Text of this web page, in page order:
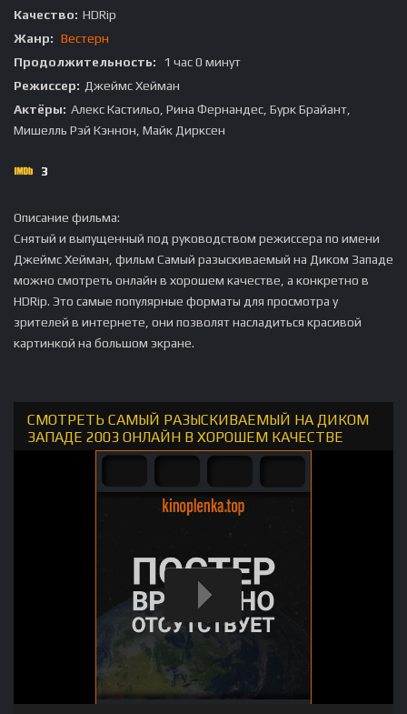
Качество: HDRip
Жанр: Вестерн
Продолжительность:
1 час 0 минут
Режиссер: Джеймс Хейман
Актёры: Алекс Кастильо, Рина Фернандес, Бурк Брайант,
Мишелль Рэй Кэннон, Майк Дирксен
3
Описание фильма:
Снятый и выпущенный под руководством режиссера по имени
Джеймс Хейман, фильм Самый разыскиваемый на Диком Западе
можно смотреть онлайн в хорошем качестве, а конкретно в
HDRip. Это самые популярные форматы для просмотра у
зрителей в интернете, они позволят насладиться красивой
картинкой на большом экране.
СМОТРЕТЬ САМЫЙ РАЗЫСКИВАЕМЫЙ НА ДИКОМ
ЗАПАДЕ 2003 ОНЛАЙН В ХОРОШЕМ КАЧЕСТВЕ